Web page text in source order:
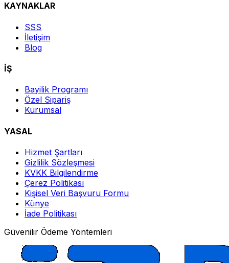
KAYNAKLAR
SSS
İletişim
Blog
İŞ
Bayilik Programı
Özel Sipariş
Kurumsal
YASAL
Hizmet Şartları
Gizlilik Sözleşmesi
KVKK Bilgilendirme
Çerez Politikası
Kişisel Veri Başvuru Formu
Künye
İade Politikası
Güvenilir Ödeme Yöntemleri